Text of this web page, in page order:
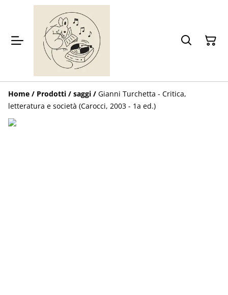
Home / Prodotti / saggi / Gianni Turchetta - Critica,
letteratura e società (Carocci, 2003 - 1a ed.)